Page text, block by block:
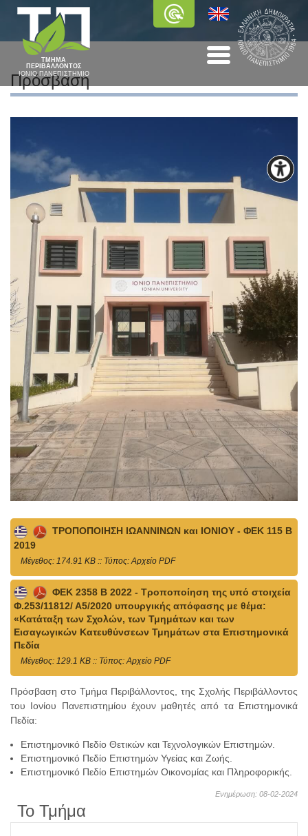
ΤΜΗΜΑ
ΠΕΡΙΒΑΛΛΟΝΤΟΣ
ΙΟΝΙΟ ΠΑΝΕΠΙΣΤΗΜΙΟ
Πρόσβαση
ΤΡΟΠΟΠΟΙΗΣΗ ΙΩΑΝΝΙΝΩΝ και ΙΟΝΙΟΥ - ΦΕΚ 115 Β
2019
Mέγεθος: 174.91 KB :: Τύπος: Αρχείο PDF
ΦΕΚ 2358 Β 2022 - Τροποποίηση της υπό στοιχεία
Φ.253/11812/ Α5/2020 υπουργικής απόφασης με θέμα:
«Κατάταξη των Σχολών, των Τμημάτων και των
Εισαγωγικών Κατευθύνσεων Τμημάτων στα Επιστημονικά
Πεδία
Mέγεθος: 129.1 KB :: Τύπος: Αρχείο PDF
Πρόσβαση στο Τμήμα Περιβάλλοντος, της Σχολής Περιβάλλοντος
του Ιονίου Πανεπιστημίου έχουν μαθητές από τα Επιστημονικά
Πεδία:
Επιστημονικό Πεδίο Θετικών και Τεχνολογικών Επιστημών.
Επιστημονικό Πεδίο Επιστημών Υγείας και Ζωής.
Επιστημονικό Πεδίο Επιστημών Οικονομίας και Πληροφορικής.
Ενημέρωση: 08-02-2024
Το Τμήμα